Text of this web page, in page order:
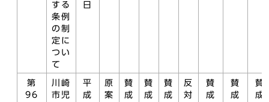
する
条例
の制
定に
つい
て
日
第
96
川崎
市児
平
成
原
案
賛
成
賛
成
賛
成
反
対
賛
成
賛
成
賛
成